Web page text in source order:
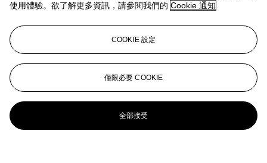
Un certificat d'authenticité de Monsieur Pierre Vasarely sera remis à
使用體驗。欲了解更多資訊，請參閱我們的 Cookie 通知
COOKIE 設定
僅限必要 COOKIE
全部接受